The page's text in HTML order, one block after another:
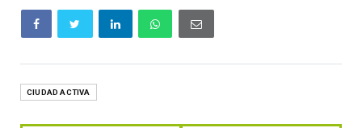
CIUDAD ACTIVA